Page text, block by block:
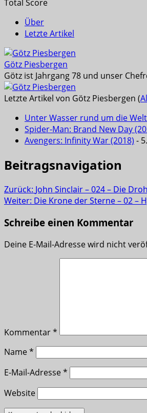
Total Score
Über
Letzte Artikel
Götz Piesbergen
Götz ist Jahrgang 78 und unser
Letzte Artikel von Götz Piesbergen (
Unter Wasser rund um die
Spider-Man: Brand New Day
Avengers: Infinity War (2018) -
Beitragsnavigation
Zurück: John Sinclair – 024 – Die
Weiter: Die Krone der Sterne – 02 –
Schreibe einen Kommentar
Deine E-Mail-Adresse wird nicht
Kommentar*
Name*
E-Mail-Adresse*
Website